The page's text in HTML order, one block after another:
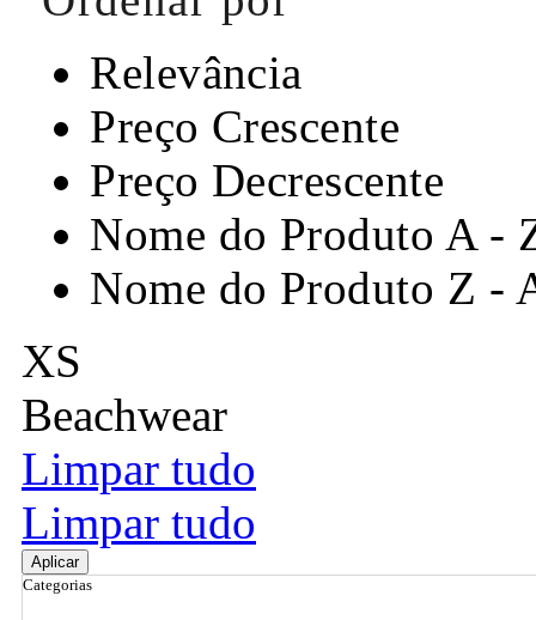
Relevância
Preço Crescente
Preço Decrescente
Nome do Produto A -
Nome do Produto Z -
XS
Beachwear
Limpar tudo
Limpar tudo
Aplicar
Categorias